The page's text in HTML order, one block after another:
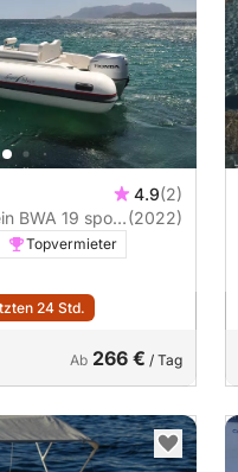
4.9(2)
(2022)
Topvermieter
24 Std.
Ab 266 € / Tag